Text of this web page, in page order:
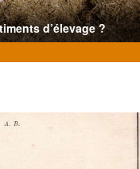
d’élevage ?